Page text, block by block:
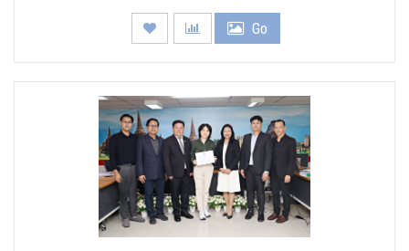
Go